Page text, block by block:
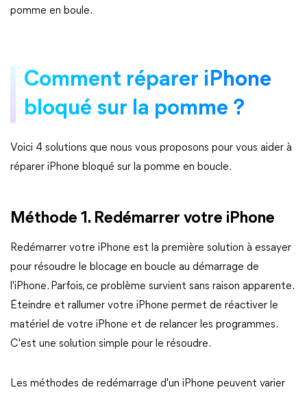
pomme en boule.
Comment réparer iPhone
bloqué sur la pomme ?
Voici 4 solutions que nous vous proposons pour vous aider à
réparer iPhone bloqué sur la pomme en boucle.
Méthode 1. Redémarrer votre iPhone
Redémarrer votre iPhone est la première solution à essayer
pour résoudre le blocage en boucle au démarrage de
l'iPhone. Parfois, ce problème survient sans raison apparente.
Éteindre et rallumer votre iPhone permet de réactiver le
matériel de votre iPhone et de relancer les programmes.
C'est une solution simple pour le résoudre.
Les méthodes de redémarrage d'un iPhone peuvent varier